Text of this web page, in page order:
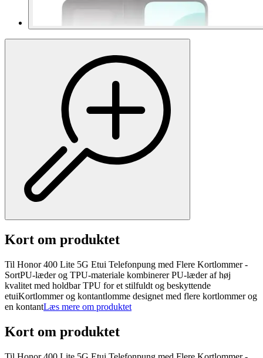
Kort om produktet
Til Honor 400 Lite 5G Etui Telefonpung med Flere Kortlommer -
SortPU-læder og TPU-materiale kombinerer PU-læder af høj
kvalitet med holdbar TPU for et stilfuldt og beskyttende
etuiKortlommer og kontantlomme designet med flere kortlommer og
en kontantLæs mere om produktet
Kort om produktet